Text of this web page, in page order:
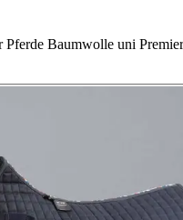
Pferde Baumwolle uni